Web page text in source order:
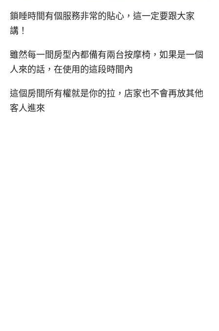
鎖睡時間有個服務非常的貼心，這一定要跟大家
講！
雖然每一間房型內都備有兩台按摩椅，如果是一個
人來的話，在使用的這段時間內
這個房間所有權就是你的拉，店家也不會再放其他
客人進來